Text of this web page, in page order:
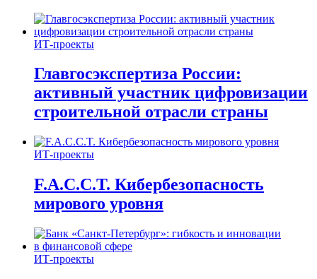
ИТ-проекты
Главгосэкспертиза России:
активный участник цифровизации
строительной отрасли страны
ИТ-проекты
F.A.C.C.T. Кибербезопасность
мирового уровня
ИТ-проекты